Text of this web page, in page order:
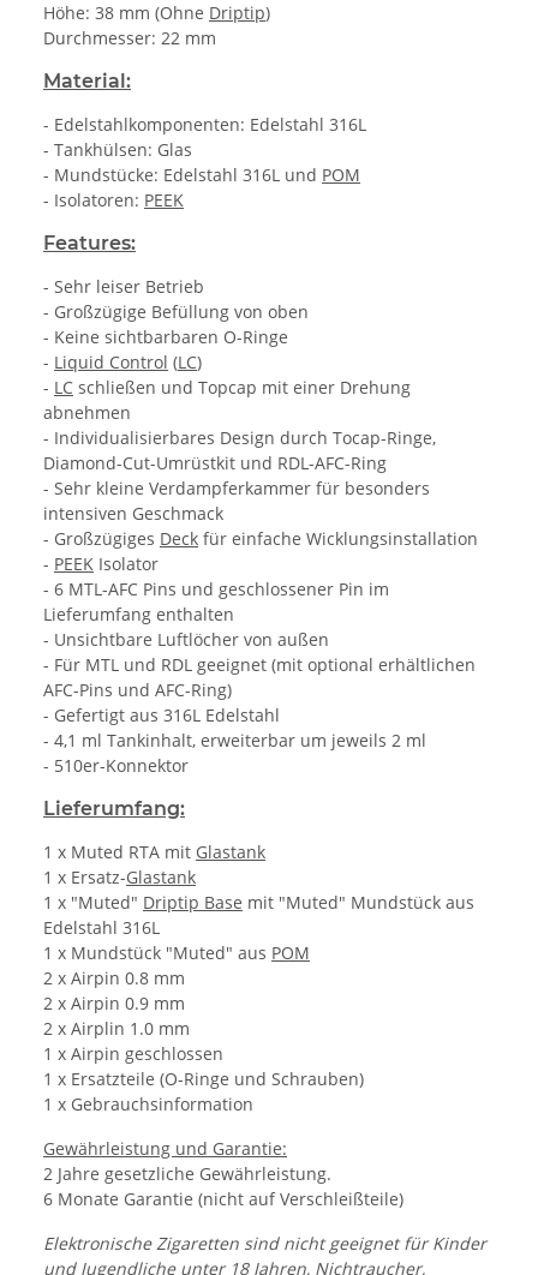
Höhe: 38 mm (Ohne Driptip)
Durchmesser: 22 mm
Material:
- Edelstahlkomponenten: Edelstahl 316L
- Tankhülsen: Glas
- Mundstücke: Edelstahl 316L und POM
- Isolatoren: PEEK
Features:
- Sehr leiser Betrieb
- Großzügige Befüllung von oben
- Keine sichtbarbaren O-Ringe
- Liquid Control (LC)
- LC schließen und Topcap mit einer Drehung
abnehmen
- Individualisierbares Design durch Tocap-Ringe,
Diamond-Cut-Umrüstkit und RDL-AFC-Ring
- Sehr kleine Verdampferkammer für besonders
intensiven Geschmack
- Großzügiges Deck für einfache Wicklungsinstallation
- PEEK Isolator
- 6 MTL-AFC Pins und geschlossener Pin im
Lieferumfang enthalten
- Unsichtbare Luftlöcher von außen
- Für MTL und RDL geeignet (mit optional erhältlichen
AFC-Pins und AFC-Ring)
- Gefertigt aus 316L Edelstahl
- 4,1 ml Tankinhalt, erweiterbar um jeweils 2 ml
- 510er-Konnektor
Lieferumfang:
1 x Muted RTA mit Glastank
1 x Ersatz-Glastank
1 x "Muted" Driptip Base mit "Muted" Mundstück aus
Edelstahl 316L
1 x Mundstück "Muted" aus POM
2 x Airpin 0.8 mm
2 x Airpin 0.9 mm
2 x Airplin 1.0 mm
1 x Airpin geschlossen
1 x Ersatzteile (O-Ringe und Schrauben)
1 x Gebrauchsinformation
Gewährleistung und Garantie:
2 Jahre gesetzliche Gewährleistung.
6 Monate Garantie (nicht auf Verschleißteile)
Elektronische Zigaretten sind nicht geeignet für Kinder
und Jugendliche unter 18 Jahren, Nichtraucher,